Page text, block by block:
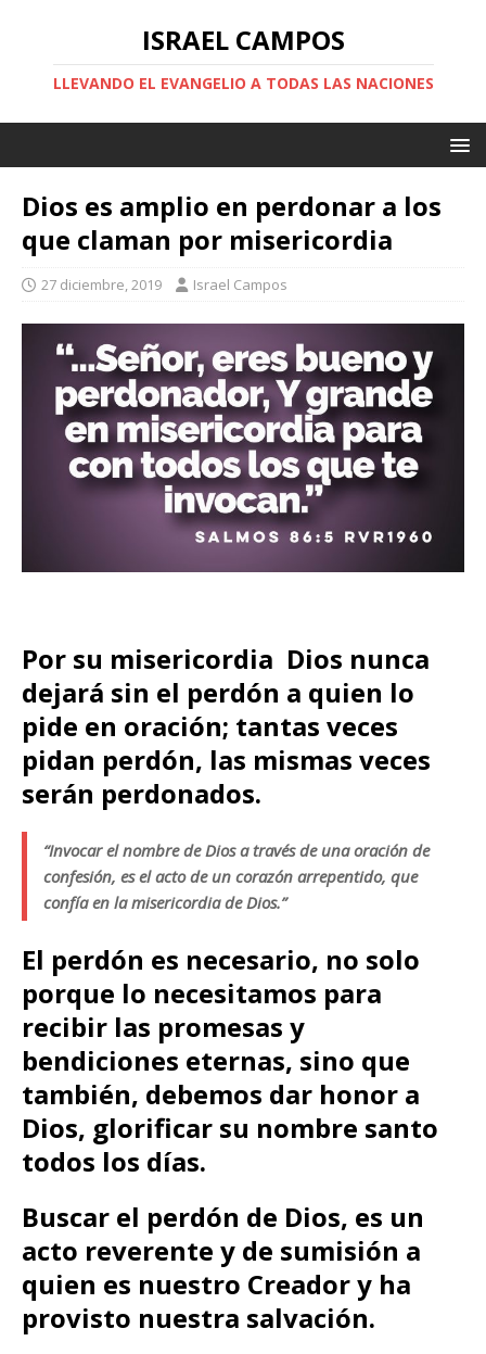
ISRAEL CAMPOS
LLEVANDO EL EVANGELIO A TODAS LAS NACIONES
Dios es amplio en perdonar a los
que claman por misericordia
27 diciembre, 2019 Israel Campos
Por su misericordia Dios nunca
dejará sin el perdón a quien lo
pide en oración; tantas veces
pidan perdón, las mismas veces
serán perdonados.
“Invocar el nombre de Dios a través de una oración de
confesión, es el acto de un corazón arrepentido, que
confía en la misericordia de Dios.”
El perdón es necesario, no solo
porque lo necesitamos para
recibir las promesas y
bendiciones eternas, sino que
también, debemos dar honor a
Dios, glorificar su nombre santo
todos los días.
Buscar el perdón de Dios, es un
acto reverente y de sumisión a
quien es nuestro Creador y ha
provisto nuestra salvación.